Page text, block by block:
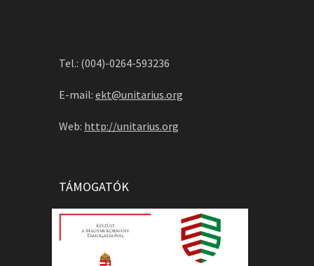
Tel.: (004)-0264-593236
E-mail: ekt@unitarius.org
Web: http://unitarius.org
TÁMOGATÓK